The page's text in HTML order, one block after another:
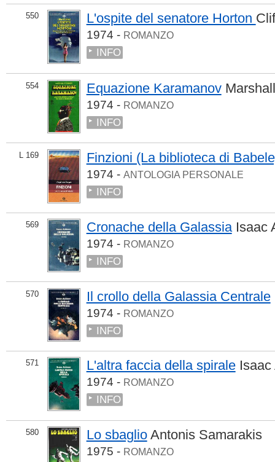
550 L'ospite del senatore Horton
1974 - ROMANZO
INFO
554 Equazione Karamanov
1974 - ROMANZO
INFO
L 169 Finzioni (La biblioteca di
1974 - ANTOLOGIA PERSONALE
INFO
569 Cronache della Galassia Isaac
1974 - ROMANZO
INFO
570 Il crollo della Galassia Centrale
1974 - ROMANZO
INFO
571 L'altra faccia della spirale
1974 - ROMANZO
INFO
580 Lo sbaglio Antonis Samarakis
1975 - ROMANZO